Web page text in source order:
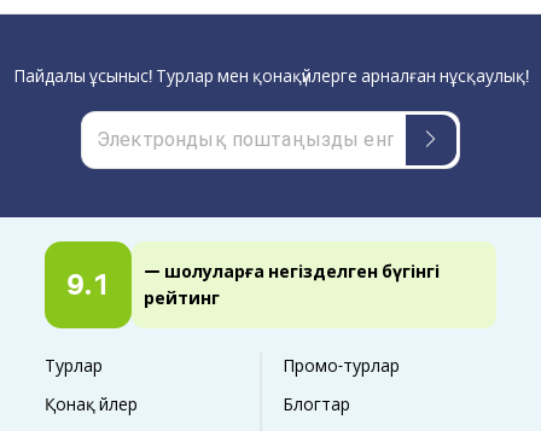
9.1
— шолуларға негізделген бүгінгі
рейтинг
Турлар
Промо-турлар
Қонақ үйлер
Блогтар
Пайдалы ұсыныс! Турлар мен қонақүйлерге арналған нұсқаулық!